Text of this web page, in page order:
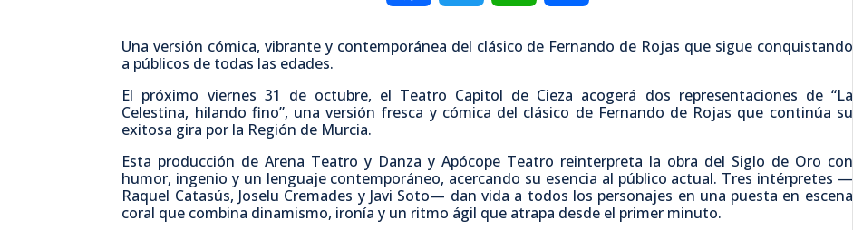
e
b
o
t
t
e
t
s
A
p
a
r
Una versión cómica, vibrante y contemporánea del clásico de Fernando de Rojas que sigue conquistando
a públicos de todas las edades.
El próximo viernes 31 de octubre, el Teatro Capitol de Cieza acogerá dos representaciones de “La
Celestina, hilando fino”, una versión fresca y cómica del clásico de Fernando de Rojas que continúa su
exitosa gira por la Región de Murcia.
Esta producción de Arena Teatro y Danza y Apócope Teatro reinterpreta la obra del Siglo de Oro con
humor, ingenio y un lenguaje contemporáneo, acercando su esencia al público actual. Tres intérpretes —
Raquel Catasús, Joselu Cremades y Javi Soto— dan vida a todos los personajes en una puesta en escena
coral que combina dinamismo, ironía y un ritmo ágil que atrapa desde el primer minuto.